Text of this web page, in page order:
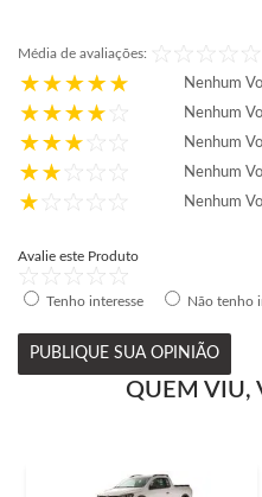
Média de avaliações:
Nenhum
Nenhum
Nenhum
Nenhum
Nenhum
Avalie este Produto
Tenho interesse Não tenho
PUBLIQUE SUA OPINIÃO
QUEM VIU,